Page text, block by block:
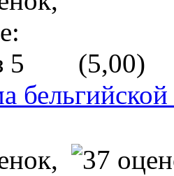
(5,00)